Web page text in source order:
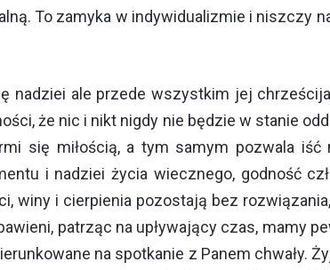
To zamyka w indywidualizmie i niszczy
nadziei ale przede wszystkim jej
że nic i nikt nigdy nie będzie w stanie
się miłością, a tym samym pozwala iść
i nadziei życia wiecznego, godność
winy i cierpienia pozostają bez
patrząc na upływający czas, mamy
na spotkanie z Panem chwały.